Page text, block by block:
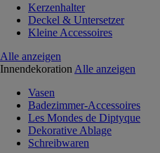
Kerzenhalter
Deckel & Untersetzer
Kleine Accessoires
Alle anzeigen
Innendekoration Alle anzeigen
Vasen
Badezimmer-Accessoires
Les Mondes de Diptyque
Dekorative Ablage
Schreibwaren